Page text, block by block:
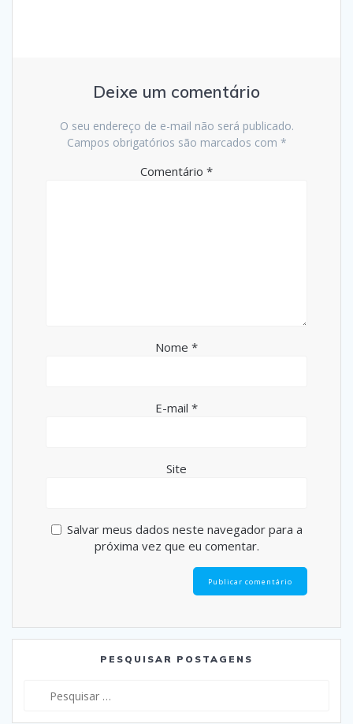
Deixe um comentário
O seu endereço de e-mail não será publicado.
Campos obrigatórios são marcados com *
Comentário *
Nome *
E-mail *
Site
Salvar meus dados neste navegador para a
próxima vez que eu comentar.
PESQUISAR POSTAGENS